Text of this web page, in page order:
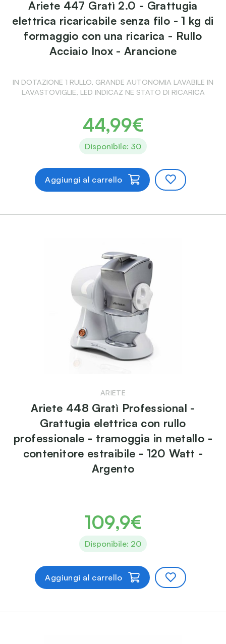
Ariete 447 Gratì 2.0 - Grattugia
elettrica ricaricabile senza filo - 1 kg di
formaggio con una ricarica - Rullo
Acciaio Inox - Arancione
IN DOTAZIONE 1 RULLO, GRANDE AUTONOMIA LAVABILE IN
LAVASTOVIGLIE, LED INDICAZ NE STATO DI RICARICA
44,99€
Disponibile: 30
Aggiungi al carrello
ARIETE
Ariete 448 Gratì Professional -
Grattugia elettrica con rullo
professionale - tramoggia in metallo -
contenitore estraibile - 120 Watt -
Argento
109,9€
Disponibile: 20
Aggiungi al carrello